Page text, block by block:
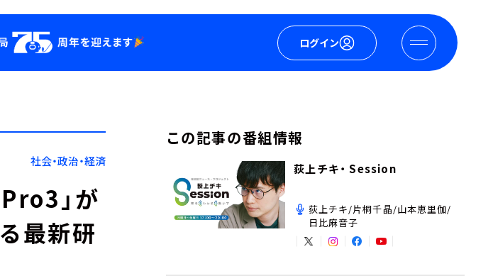
ログイン
会社情報社会・政治・経済
」が
最新研
この記事の番組情報
荻上チキ・ Session
荻上チキ/片桐千晶/山本恵里伽/
日比麻音子